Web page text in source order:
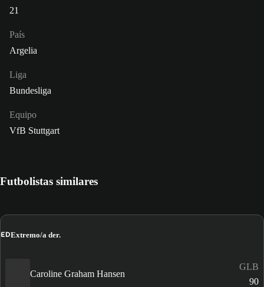
21
País
Argelia
Liga
Bundesliga
Equipo
VfB Stuttgart
Futbolistas similares
EDExtremo/a der.
Caroline Graham Hansen
GLB
90